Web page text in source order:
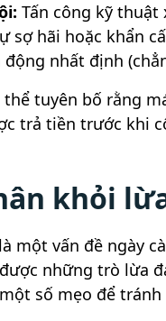
Tấn công kỹ
sợ hãi hoặc khẩn
nhất định
tuyên bố rằng
trả tiền trước khi
khỏi
một vấn đề ngày
những trò lừa
số mẹo để